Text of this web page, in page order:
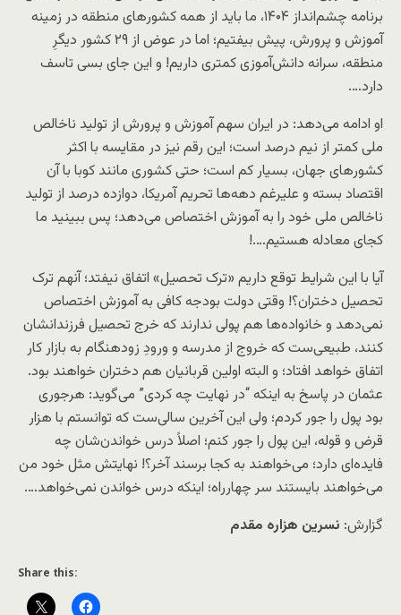
برنامه چشم‌انداز ۱۴۰۴، ما باید از همه کشورهای منطقه در زمینه
آموزش و پرورش، پیش بیفتیم؛ اما در عوض از ۲۹ کشور دیگرِ
منطقه، سرانه دانش‌آموزی کمتری داریم! و این جای بسی تاسف
دارد….
او ادامه می‌دهد: در ایران سهم آموزش و پرورش از تولید ناخالص
ملی کمتر از نیم درصد است؛ این رقم نیز در مقایسه با اکثر
کشورهای جهان، بسیار کم است؛ حتی کشوری مانند کوبا با آن
اقتصاد بسته و علیرغم دهه‌ها تحریم آمریکا، دوازده درصد از تولید
ناخالص ملی خود را به آموزش اختصاص می‌دهد؛ پس ببینید ما
کجای معادله هستیم….!
آیا با این شرایط توقع داریم «ترک تحصیل» اتفاق نیفتد؛ آنهم ترک
تحصیل دختران؟! وقتی دولت بودجه کافی به آموزش اختصاص
نمی‌دهد و خانواده‌ها هم پولی ندارند که خرج تحصیل فرزندانشان
کنند، طبیعی‌ست که خروج از مدرسه و ورودِ زودهنگام به بازار کار
اتفاق خواهد افتاد؛ و البته اولین قربانیان هم دختران خواهند بود.
عثمان در پاسخ به اینکه “در نهایت چه کردی” می‌گوید: هرجوری
بود پول را جور کردم؛ ولی این آخرین سالی‌ست که توانستم با هزار
قرض و قوله، این پول را جور کنم؛ اصلاً درس خواندن‌شان چه
فایده‌ای دارد؛ می‌خواهند به کجا برسند آخر؟! نهایتش مثل خود من
می‌خواهند بایستند سر چهارراه؛ اینکه درس خواندن نمی‌خواهد….
گزارش: نسرین هزاره مقدم
Share this: